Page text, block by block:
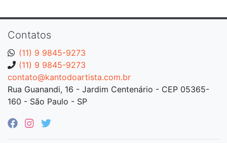
Contatos
(11) 9 9845-9273
(11) 9 9845-9273
contato@kantodoartista.com.br
Rua Guanandi, 16 - Jardim Centenário - CEP 05365-
160 - São Paulo - SP